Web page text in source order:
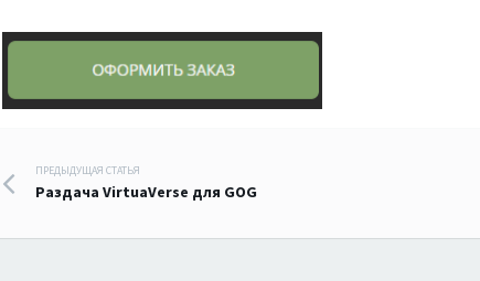
Навигация
по
ПРЕДЫДУЩАЯ СТАТЬЯ
Раздача VirtuaVerse для GOG